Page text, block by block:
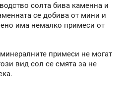
солта бива каменна и
се добива от мини и
има немалко примеси от
примеси не могат
вид сол се смята за не